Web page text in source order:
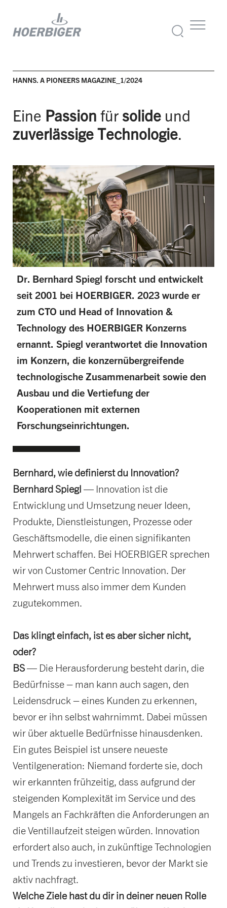
HANNS. A PIONEERS MAGAZINE_1/2024
Eine Passion fürsolideund
zuverlässige Technologie.
Dr. Bernhard Spiegl forscht und entwickelt
seit 2001 bei HOERBIGER. 2023 wurde er
zum CTO und Head of Innovation &
Technology des HOERBIGER Konzerns
ernannt. Spiegl verantwortet die Innovation
im Konzern, die konzernübergreifende
technologische Zusammenarbeit sowie den
Ausbau und die Vertiefung der
Kooperationen mit externen
Forschungseinrichtungen.
Bernhard, wie definierst du Innovation?
Bernhard Spiegl — Innovation ist die
Entwicklung und Umsetzung neuer Ideen,
Produkte, Dienstleistungen, Prozesse oder
Geschäftsmodelle, die einen signifikanten
Mehrwert schaffen. Bei HOERBIGER sprechen
wir von Customer Centric Innovation. Der
Mehrwert muss also immer dem Kunden
zugutekommen.
Das klingt einfach, ist es aber sicher nicht,
oder?
BS— Die Herausforderung besteht darin, die
Bedürfnisse – man kann auch sagen, den
Leidensdruck – eines Kunden zu erkennen,
bevor er ihn selbst wahrnimmt. Dabei müssen
wir über aktuelle Bedürfnisse hinausdenken.
Ein gutes Beispiel ist unsere neueste
Ventilgeneration: Niemand forderte sie, doch
wir erkannten frühzeitig, dass aufgrund der
steigenden Komplexität im Service und des
Mangels an Fachkräften die Anforderungen an
die Ventillaufzeit steigen würden. Innovation
erfordert also auch, in zukünftige Technologien
und Trends zu investieren, bevor der Markt sie
aktiv nachfragt.
Welche Ziele hast du dir in deiner neuen Rolle